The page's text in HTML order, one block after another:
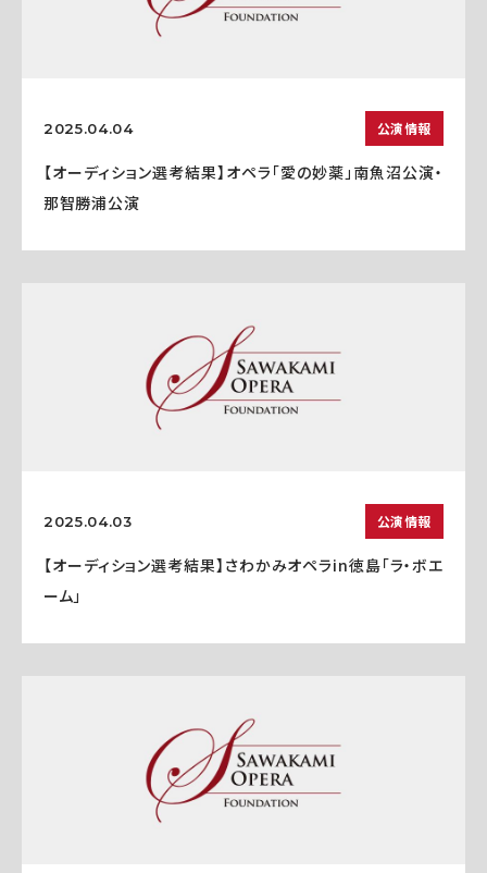
2025.04.04 公演情報
【オーディション選考結果】オペラ「愛の妙薬」南魚沼公演・
那智勝浦公演
2025.04.03 公演情報
【オーディション選考結果】さわかみオペラin徳島「ラ・ボエ
ーム」